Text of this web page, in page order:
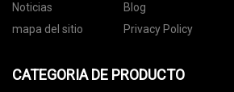
Noticias
Blog
mapa del sitio
Privacy Policy
CATEGORIA DE PRODUCTO